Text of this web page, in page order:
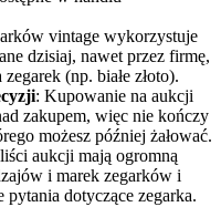
vintage wykorzystuje
dzisiaj, nawet przez firmę,
(np. białe złoto).
: Kupowanie na aukcji
zakupem, więc nie kończy
możesz później żałować.
aukcji mają ogromną
i marek zegarków i
dotyczące zegarka.